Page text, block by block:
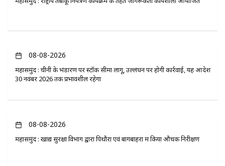
08-08-2026
महासमुंद : चीनी के भंडारण पर स्टॉक सीमा लागू, उल्लंघन पर होगी कार्रवाई, यह आदेश
30 नवंबर 2026 तक प्रभावशील रहेगा
08-08-2026
महासमुंद : खाद्य सुरक्षा विभाग द्वारा पिथौरा एवं बागबाहरा में किया औचक निरीक्षण